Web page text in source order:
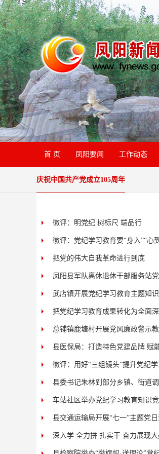
首 页 凤阳要闻 工作动态
庆祝中国共产党成立105周年
徽评：明党纪 树标尺 端品行
徽评：党纪学习教育要“身入”“心
把党的伟大自我革命进行到底
凤阳县军队离休退休干部服务站
武店镇开展党纪学习教育主题知
把党纪学习教育成果转化为全面
总铺镇鹿塘村开展党风廉政警示
县医保局：打造特色党建品牌 赋
徽评：用好“三组镜头”提升党纪
县委书记朱林到部分乡镇、街道
车站社区举办党纪学习教育知识
县交通运输局开展“七一”主题党
深入学 全力拼 扎实干 奋力展现